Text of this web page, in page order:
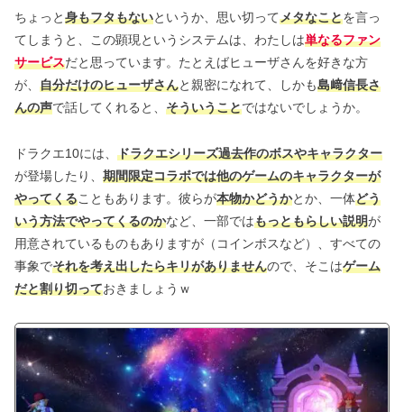
ちょっと身もフタもないというか、思い切ってメタなことを言っ
てしまうと、この顕現というシステムは、わたしは単なるファン
サービスだと思っています。たとえばヒューザさんを好きな方
が、 自分だけのヒューザさんと親密になれて、しかも島﨑信長さ
んの声で話してくれると、 そういうことではないでしょうか。
ドラクエ10には、 ドラクエシリーズ過去作のボスやキャラクター
が登場したり、 期間限定コラボでは他のゲームのキャラクターが
やってくることもあります。彼らが本物かどうかとか、一体どう
いう方法でやってくるのかなど、一部ではもっともらしい説明が
用意されているものもありますが（コインボスなど）、すべての
事象でそれを考え出したらキリがありませんので、そこはゲーム
だと割り切っておきましょうｗ